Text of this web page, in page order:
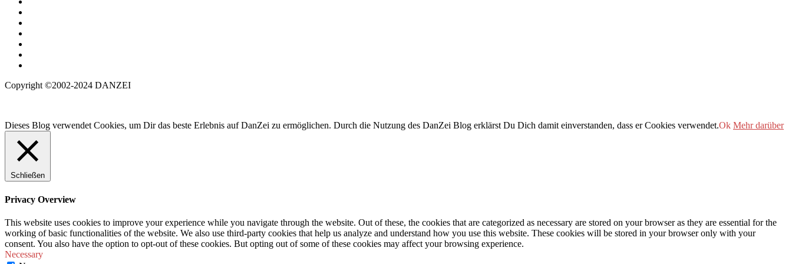
Copyright ©2002-2024 DANZEI
Dieses Blog verwendet Cookies, um Dir das beste Erlebnis auf DanZei zu ermöglichen. Durch die Nutzung des DanZei Blog erklärst Du Dich damit einverstanden, dass er Cookies verwendet.Ok Mehr darüber
Schließen
Privacy Overview
This website uses cookies to improve your experience while you navigate through the website. Out of these, the cookies that are categorized as necessary are stored on your browser as they are essential for the
working of basic functionalities of the website. We also use third-party cookies that help us analyze and understand how you use this website. These cookies will be stored in your browser only with your
consent. You also have the option to opt-out of these cookies. But opting out of some of these cookies may affect your browsing experience.
Necessary